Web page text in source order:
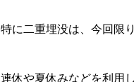
特に二重埋没は、今回限
連休や夏休みなどを利用